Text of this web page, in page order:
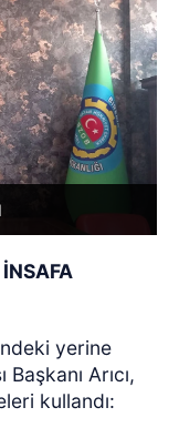
yerine
Arıcı,
kullandı: